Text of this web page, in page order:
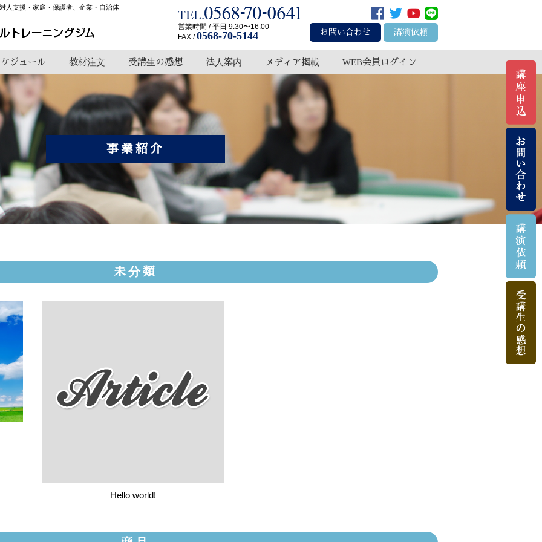
人支援・家庭・保護者、企業・自治体
営業時間 / 平日 9:30〜16:00
FAX /0568-70-5144 お問い合わせ 講演依頼
ジュール 教材注文 受講生の感想 法人案内 メディア掲載 WEB会員ログイン
事業紹介
未分類
Hello world!